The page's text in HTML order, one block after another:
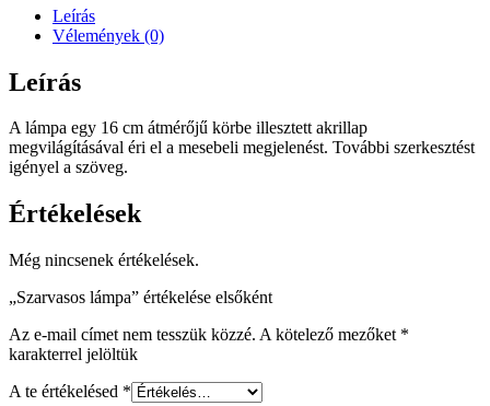
Leírás
Vélemények (0)
Leírás
A lámpa egy 16 cm átmérőjű körbe illesztett akrillap
megvilágításával éri el a mesebeli megjelenést. További szerkesztést
igényel a szöveg.
Értékelések
Még nincsenek értékelések.
„Szarvasos lámpa” értékelése elsőként
Az e-mail címet nem tesszük közzé. A kötelező mezőket *
karakterrel jelöltük
A te értékelésed *